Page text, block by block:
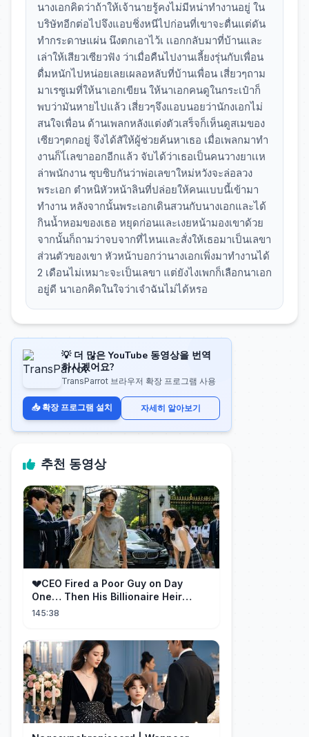
นางเอกคิดว่าถ้าให้เจ้านายรู้คงไม่มีหน่าทำงานอยู่ ใน
บริษัทอีกต่อไปจึงแอบชิ่งหนีไปก่อนที่เขาจะตื่นแต่ดัน
ทำกระดาษแผ่น นึงตกเอาไว้เ เเอกกลับมาที่บ้านและ
เล่าให้เสียวเซียวฟัง ว่าเมื่อคืนไปงานเลี้ยงรุ่นกับเพื่อน
ดื่มหนักไปหน่อยเลยเผลอหลับที่บ้านเพื่อน เสี่ยวๆถาม
มาเรซูเมที่ให้นาเอกเขียน ให้นาเอกคนดูในกระเป๋าก็
พบว่ามันหายไปแล้ว เสี่ยวๆจึงแอบนอยว่านักงเอกไม่
สนใจเพื่อน ด้านเพลกหลังแต่งตัวเสร็จก็เห็นดูสเมของ
เซียวๆตกอยู่ จึงได้สัให้ผู้ช่วยค้นหาเธอ เมื่อเพลกมาทำ
งานก็ไ่เลขาออกอีกแล้ว จับได้ว่าเธอเป็นคนวางยาเเห
ล่าพนักงาน ซุบซิบกันว่าพ่อเลขาใหม่หวังจะล่อลวง
พระเอก ตำหนิหัวหน้าลินที่ปล่อยให้คนแบบนี้เข้ามา
ทำงาน หลังจากนั้นพระเอกเดินสวนกับนางเอกและได้
กินน้ำหอมของเธอ หยุดก่อนและเงยหน้ามองเขาด้วย
จากนั้นก็ถามว่าจบจากที่ไหนและสั่งให้เธอมาเป็นเลขา
ส่วนตัวของเขา หัวหน้าบอกว่านางเอกเพิ่งมาทำงานได้
2 เดือนไม่เหมาะจะเป็นเลขา แต่ยังไงเพกก็เลือกนาเอก
อยู่ดี นาเอกคิดในใจว่าเจำฉันไม่ได้หรอ
💡 더 많은 YouTube 동영상을 번역
하시겠어요?
TransParrot 브라우저 확장 프로그램 사용
📥 확장 프로그램 설치 자세히 알아보기
추천 동영상
💔CEO Fired a Poor Guy on Day
One… Then His Billionaire Heir
Identity Shocked Everyone!
145:38